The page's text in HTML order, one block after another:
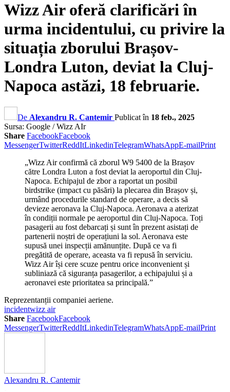
Wizz Air oferă clarificări în
urma incidentului, cu privire la
situația zborului Brașov-
Londra Luton, deviat la Cluj-
Napoca astăzi, 18 februarie.
De Alexandru R. Cantemir Publicat în 18 feb., 2025
Sursa: Google / Wizz AIr
Share FacebookFacebook
MessengerTwitterReddItLinkedinTelegramWhatsAppE-mailPrint
„Wizz Air confirmă că zborul W9 5400 de la Brașov
către Londra Luton a fost deviat la aeroportul din Cluj-
Napoca. Echipajul de zbor a raportat un posibil
birdstrike (impact cu păsări) la plecarea din Brașov și,
urmând procedurile standard de operare, a decis să
devieze aeronava la Cluj-Napoca. Aeronava a aterizat
în condiții normale pe aeroportul din Cluj-Napoca. Toți
pasagerii au fost debarcați și sunt în prezent asistați de
partenerii noștri de operațiuni la sol. Aeronava este
supusă unei inspecții amănunțite. După ce va fi
pregătită de operare, aceasta va fi repusă în serviciu.
Wizz Air își cere scuze pentru orice inconvenient și
subliniază că siguranța pasagerilor, a echipajului și a
aeronavei este prioritatea sa principală.”
Reprezentanții companiei aeriene.
incidentwizz air
Share FacebookFacebook
MessengerTwitterReddItLinkedinTelegramWhatsAppE-mailPrint
Alexandru R. Cantemir